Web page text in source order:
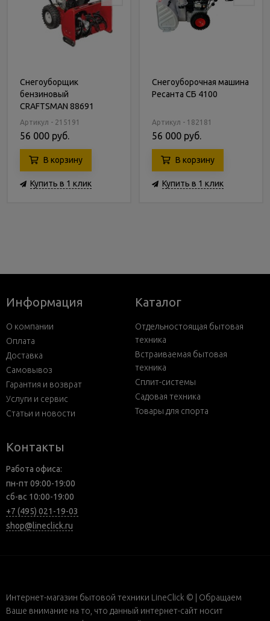
Снегоуборщик
бензиновый
CRAFTSMAN 88691
Артикул - 215191
56 000 руб.
В корзину
Купить в 1 клик
Снегоуборочная машина
Ресанта СБ 4100
Артикул - 182181
56 000 руб.
В корзину
Купить в 1 клик
Информация
О компании
Оплата
Доставка
Самовывоз
Гарантия и возврат
Услуги и сервис
Статьи и новости
Каталог
Отдельностоящая бытовая
техника
Встраиваемая бытовая
техника
Сплит-системы
Садовая техника
Товары для спорта
Контакты
Работа офиса:
пн-пт 09:00-19:00
сб-вс 10:00-19:00
+7 (495) 021-19-03
shop@lineclick.ru
Интернет-магазин бытовой техники LineClick © | Обращаем
Ваше внимание на то, что данный интернет-сайт носит